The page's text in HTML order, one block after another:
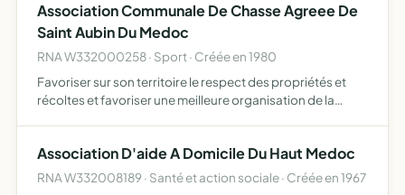
Ariane et à…
Association Communale De Chasse Agreee De
Saint Aubin Du Medoc
RNA W332000258 · Sport · Créée en 1980
Favoriser sur son territoire le respect des propriétés et
récoltes et favoriser une meilleure organisation de la
Association D'aide A Domicile Du Haut Medoc
RNA W332008189 · Santé et action sociale · Créée en 1967